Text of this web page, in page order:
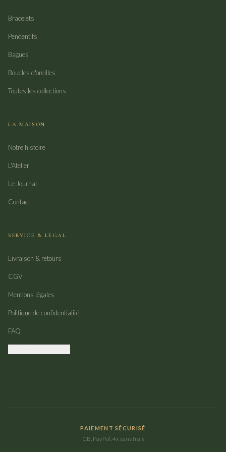
Bracelets
Pendentifs
Bagues
Boucles d'oreilles
Toutes les collections
LA MAISON
Notre histoire
L'Atelier
Le Journal
Contact
SERVICE & LÉGAL
Livraison & retours
CGV
Mentions légales
Politique de confidentialité
FAQ
PAIEMENT SÉCURISÉ
CB, PayPal, 4x sans frais